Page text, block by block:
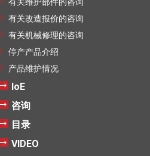
有关改造报价的咨询
有关机械修理的咨询
停产产品介绍
产品维护情况
IoE
咨询
目录
VIDEO